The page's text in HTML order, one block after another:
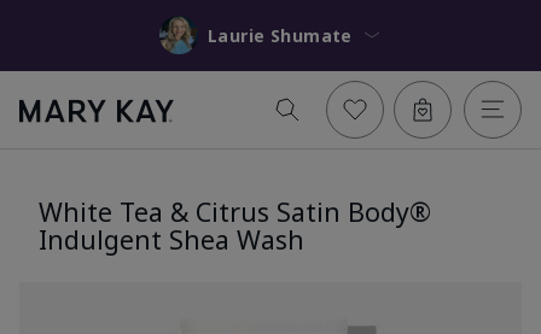
Laurie Shumate
White Tea & Citrus Satin Body®
Indulgent Shea Wash